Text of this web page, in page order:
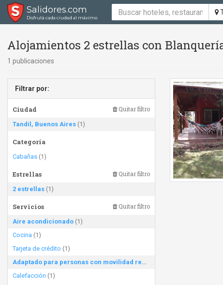
Salidores.com
Disfrutá cada ciudad al máximo
Alojamientos 2 estrellas con
1 publicaciones
Filtrar por:
Ciudad Quitar filtro
Tandil, Buenos Aires (1)
Categoría
Cabañas (1)
Estrellas Quitar filtro
2 estrellas (1)
Servicios Quitar filtro
Aire acondicionado (1)
Cocina (1)
Tarjeta de crédito (1)
Adaptado para personas con movilidad reducida
Calefacción (1)